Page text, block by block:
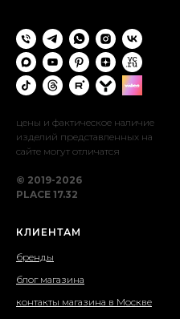
цены и фактическое наличие
изделий представленных на
сайте могут отличатся
© 2019-2026
PLACE 17.32
КЛИЕНТАМ
бренды
блог магазина
контакты магазина в Москве